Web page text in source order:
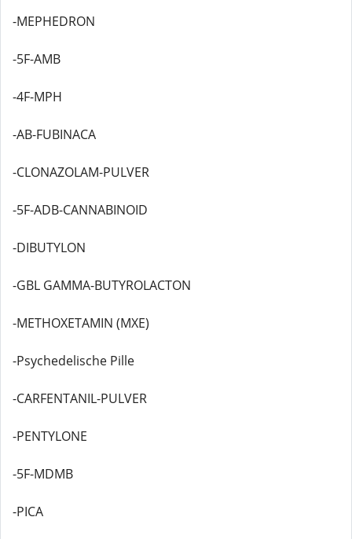
-MEPHEDRON
-5F-AMB
-4F-MPH
-AB-FUBINACA
-CLONAZOLAM-PULVER
-5F-ADB-CANNABINOID
-DIBUTYLON
-GBL GAMMA-BUTYROLACTON
-METHOXETAMIN (MXE)
-Psychedelische Pille
-CARFENTANIL-PULVER
-PENTYLONE
-5F-MDMB
-PICA